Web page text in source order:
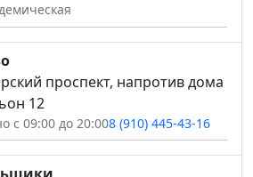
проспект, напротив дома
12
с 09:00 до 20:008 (910) 445-43-16